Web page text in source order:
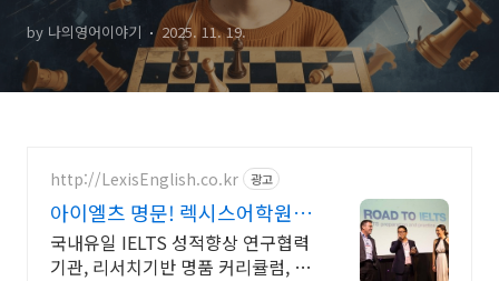
by 나의영어이야기 2025. 11. 19.
http://LexisEnglish.co.kr 광고
아이엘츠 명문! 렉시스어학원
IELTS공식시험센터
국내유일 IELTS 성적향상 연구협력
기관, 리서치기반 명품 커리큘럼, 초